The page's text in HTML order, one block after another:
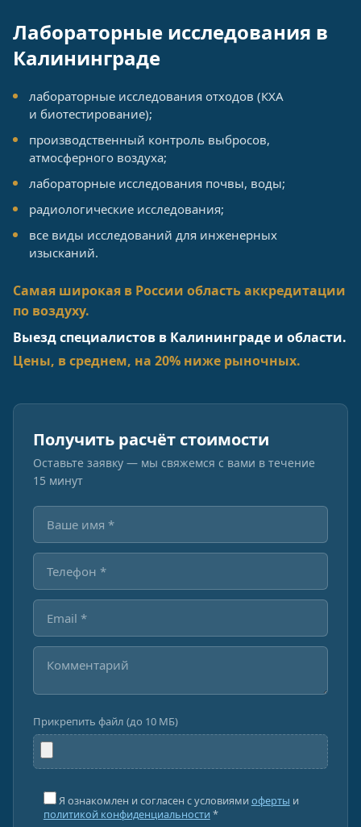
Лабораторные исследования в
Калининграде
лабораторные исследования отходов (КХА
и биотестирование);
производственный контроль выбросов,
атмосферного воздуха;
лабораторные исследования почвы, воды;
радиологические исследования;
все виды исследований для инженерных
изысканий.
Самая широкая в России область аккредитации
по воздуху.
Выезд специалистов в Калининграде и области.
Цены, в среднем, на 20% ниже рыночных.
Получить расчёт стоимости
Оставьте заявку — мы свяжемся с вами в течение
15 минут
Прикрепить файл (до 10 МБ)
Я ознакомлен и согласен с условиями оферты и
политикой конфиденциальности *